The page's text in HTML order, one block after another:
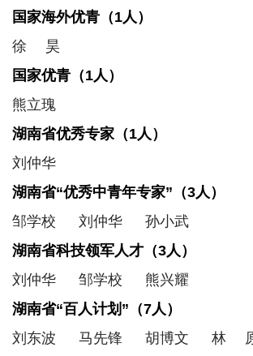
主
收
藏
站
联
系
我
们
实
教
学
中
心
国家海外优青（1人）
徐 昊
国家优青（1人）
熊立瑰
湖南省优秀专家（1人）
刘仲华
湖南省“优秀中青年专家”（3人）
邹学校 刘仲华 孙小武
湖南省科技领军人才（3人）
刘仲华 邹学校 熊兴耀
湖南省“百人计划”（7人）
刘东波 马先锋 胡博文